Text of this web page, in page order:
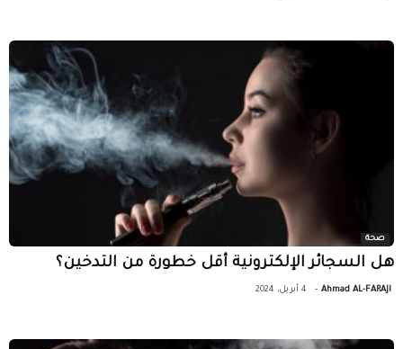
صحة
هل السجائر الإلكترونية أقل خطورة من التدخين؟
Ahmad AL-FARAJI
- 4 أبريل، 2024